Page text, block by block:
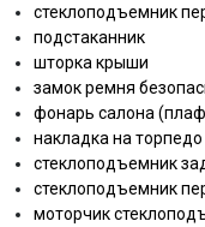
стеклоподъемник
подстаканник
шторка крыши
замок ремня
фонарь салона
накладка на
стеклоподъемник
стеклоподъемник
моторчик